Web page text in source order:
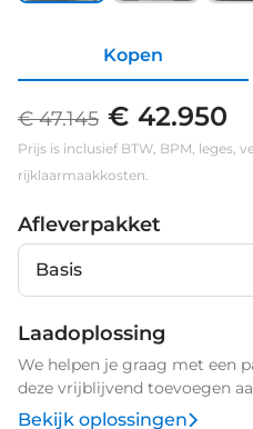
Kopen
€ 47.145 € 42.950
Prijs is inclusief BTW, BPM, leges,
rijklaarmaakkosten.
Afleverpakket
Basis
Laadoplossing
We helpen je graag met een
deze vrijblijvend toevoegen
Bekijk oplossingen